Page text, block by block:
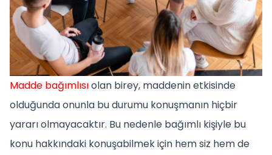
Madde bağımlısıolan birey, maddenin etkisinde
olduğunda onunla bu durumu konuşmanın hiçbir
yararı olmayacaktır. Bu nedenle bağımlı kişiyle bu
konu hakkındaki konuşabilmek için hem siz hem de